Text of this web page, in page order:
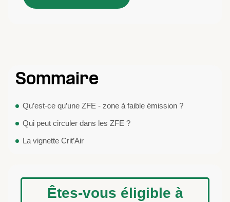
Sommaire
Qu’est-ce qu’une ZFE - zone à faible émission ?
Qui peut circuler dans les ZFE ?
La vignette Crit’Air
Êtes-vous éligible à